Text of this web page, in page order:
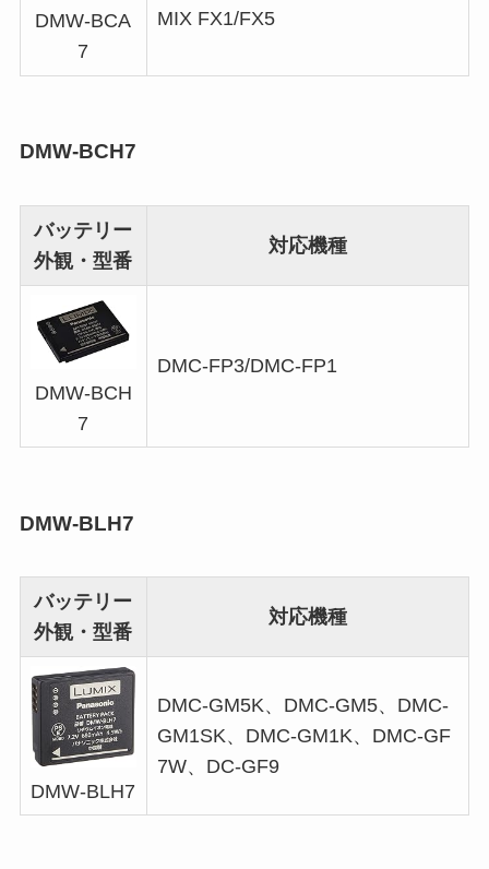
DMW-BCA
7
MIX FX1/FX5
DMW-BCH7
バッテリー
外観・型番
対応機種
DMW-BCH
7
DMC-FP3/DMC-FP1
DMW-BLH7
バッテリー
外観・型番
対応機種
DMW-BLH7
DMC-GM5K、DMC-GM5、DMC-
GM1SK、DMC-GM1K、DMC-GF
7W、DC-GF9